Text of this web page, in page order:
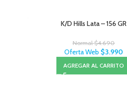
K/D Hills Lata – 156 GR
Normal$4.690
Oferta Web $3.990
AGREGAR AL CARRITO